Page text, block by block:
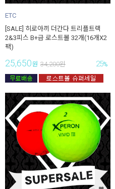
ETC
[SALE] 히로아끼 더간다 트리플트랙
2&3피스 B+급 로스트볼 32개(16개X2
팩)
25,650원 34,200원 25%